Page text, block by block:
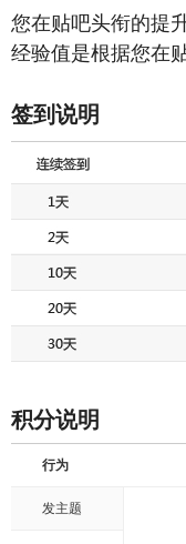
您在贴吧头衔的提
经验值是根据您在
签到说明
积分说明
行为
发主题